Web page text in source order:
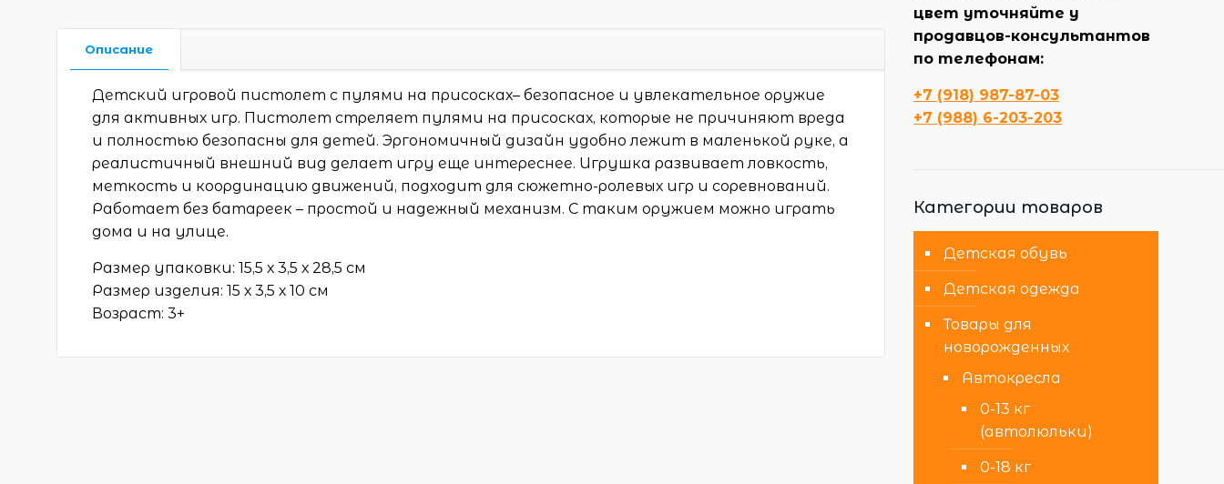
Описание
Детский игровой пистолет с пулями на присосках– безопасное и увлекательное оружие
для активных игр. Пистолет стреляет пулями на присосках, которые не причиняют вреда
и полностью безопасны для детей. Эргономичный дизайн удобно лежит в маленькой руке, а
реалистичный внешний вид делает игру еще интереснее. Игрушка развивает ловкость,
меткость и координацию движений, подходит для сюжетно-ролевых игр и соревнований.
Работает без батареек – простой и надежный механизм. С таким оружием можно играть
дома и на улице.
Размер упаковки: 15,5 х 3,5 х 28,5 см
Размер изделия: 15 х 3,5 х 10 см
Возраст: 3+
цвет уточняйте у
продавцов-консультантов
по телефонам:
+7 (918) 987-87-03
+7 (988) 6-203-203
Категории товаров
Детская обувь
Детская одежда
Товары для
новорожденных
Автокресла
0-13 кг
(автолюльки)
0-18 кг